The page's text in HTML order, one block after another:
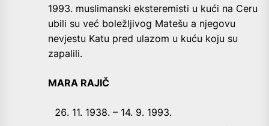
1993. muslimanski eksteremisti u kući na Ceru
ubili su već boležljivog Matešu a njegovu
nevjestu Katu pred ulazom u kuću koju su
zapalili.
MARA RAJIČ
11. 1938. – 14. 9. 1993.